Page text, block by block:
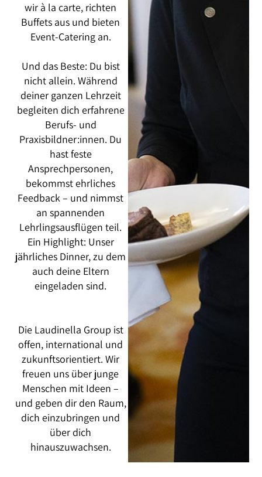
wir à la carte, richten
Buffets aus und bieten
Event-Catering an.
Und das Beste: Du bist
nicht allein. Während
deiner ganzen Lehrzeit
begleiten dich erfahrene
Berufs- und
Praxisbildner:innen. Du
hast feste
Ansprechpersonen,
bekommst ehrliches
Feedback – und nimmst
an spannenden
Lehrlingsausflügen teil.
Ein Highlight: Unser
jährliches Dinner, zu dem
auch deine Eltern
eingeladen sind.
Die Laudinella Group ist
offen, international und
zukunftsorientiert. Wir
freuen uns über junge
Menschen mit Ideen –
und geben dir den Raum,
dich einzubringen und
über dich
hinauszuwachsen.